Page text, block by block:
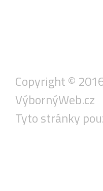
Copyright ©
VýbornýWeb.cz
Tyto stránky